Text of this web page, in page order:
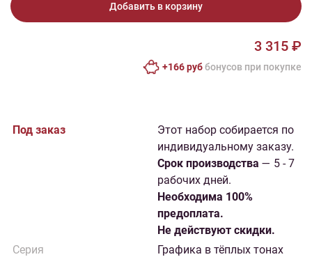
Добавить в корзину
3 315 ₽
+166 руббонусов при покупке
Под заказ
Этот набор собирается по
индивидуальному заказу.
Cрок производства — 5 - 7
рабочих дней.
Необходима 100%
предоплата.
Не действуют скидки.
Серия
Графика в тёплых тонах